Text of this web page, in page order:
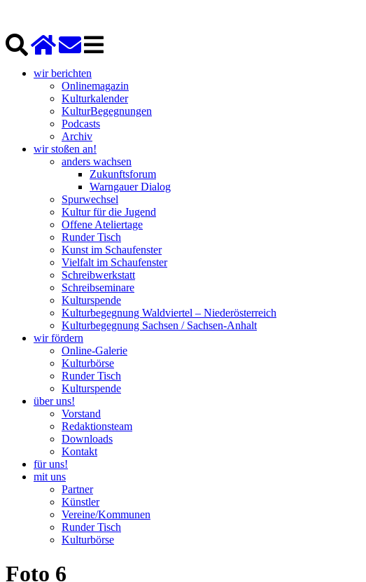
wir berichten
Onlinemagazin
Kulturkalender
KulturBegegnungen
Podcasts
Archiv
wir stoßen an!
anders wachsen
Zukunftsforum
Warngauer Dialog
Spurwechsel
Kultur für die Jugend
Offene Ateliertage
Runder Tisch
Kunst im Schaufenster
Vielfalt im Schaufenster
Schreibwerkstatt
Schreibseminare
Kulturspende
Kulturbegegnung Waldviertel – Niederösterreich
Kulturbegegnung Sachsen / Sachsen-Anhalt
wir fördern
Online-Galerie
Kulturbörse
Runder Tisch
Kulturspende
über uns!
Vorstand
Redaktionsteam
Downloads
Kontakt
für uns!
mit uns
Partner
Künstler
Vereine/Kommunen
Runder Tisch
Kulturbörse
Foto 6